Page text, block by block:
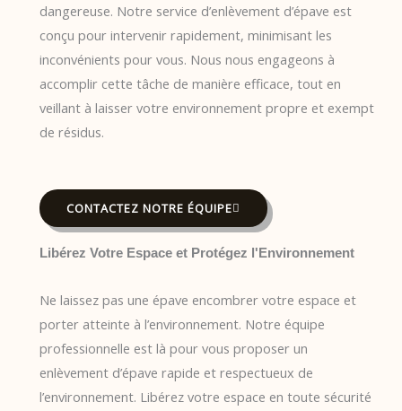
dangereuse. Notre service d’enlèvement d’épave est
conçu pour intervenir rapidement, minimisant les
inconvénients pour vous. Nous nous engageons à
accomplir cette tâche de manière efficace, tout en
veillant à laisser votre environnement propre et exempt
de résidus.
CONTACTEZ NOTRE ÉQUIPE
Libérez Votre Espace et Protégez l'Environnement
Ne laissez pas une épave encombrer votre espace et
porter atteinte à l’environnement. Notre équipe
professionnelle est là pour vous proposer un
enlèvement d’épave rapide et respectueux de
l’environnement. Libérez votre espace en toute sécurité